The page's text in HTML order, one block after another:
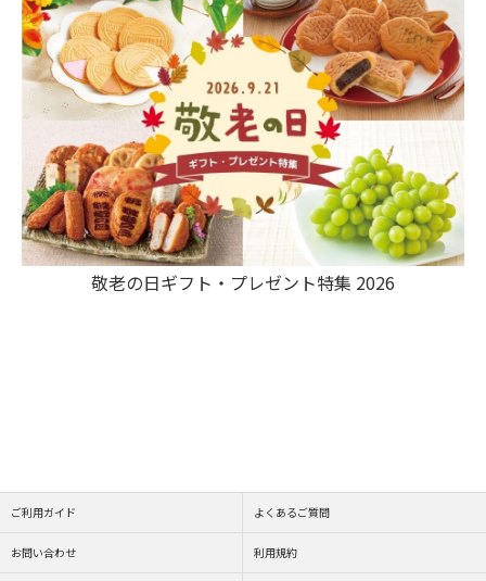
敬老の日ギフト・プレゼント特集 2026
ご利用ガイド よくあるご質問
お問い合わせ 利用規約